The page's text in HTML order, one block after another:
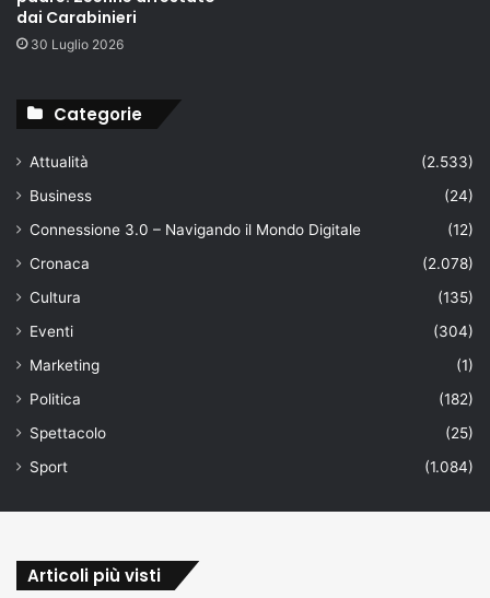
dai Carabinieri
30 Luglio 2026
Categorie
Attualità
(2.533)
Business
(24)
Connessione 3.0 – Navigando il Mondo Digitale
(12)
Cronaca
(2.078)
Cultura
(135)
Eventi
(304)
Marketing
(1)
Politica
(182)
Spettacolo
(25)
Sport
(1.084)
Articoli più visti